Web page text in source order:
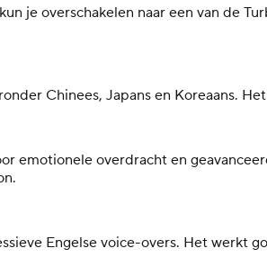
je overschakelen naar een van de
Chinees, Japans en Koreaans.
emotionele overdracht en
Engelse voice-overs. Het werkt